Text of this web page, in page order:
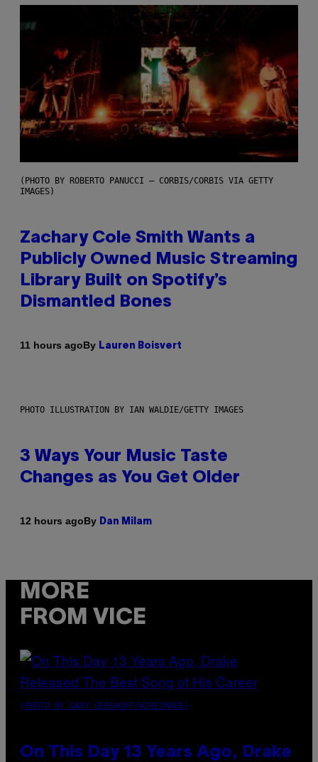
(PHOTO BY ROBERTO PANUCCI – CORBIS/CORBIS VIA GETTY
IMAGES)
Zachary Cole Smith Wants a
Publicly Owned Music Streaming
Library Built on Spotify’s
Dismantled Bones
11 hours agoBy Lauren Boisvert
PHOTO ILLUSTRATION BY IAN WALDIE/GETTY IMAGES
3 Ways Your Music Taste
Changes as You Get Older
12 hours agoBy Dan Milam
MORE
FROM VICE
(PHOTO BY GARY GERSHOFF/WIREIMAGE)
On This Day 13 Years Ago, Drake